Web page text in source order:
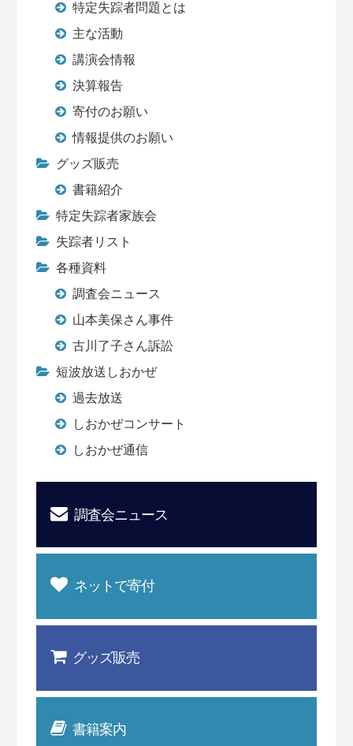
特定失踪者問題とは
主な活動
講演会情報
決算報告
寄付のお願い
情報提供のお願い
グッズ販売
書籍紹介
特定失踪者家族会
失踪者リスト
各種資料
調査会ニュース
山本美保さん事件
古川了子さん訴訟
短波放送しおかぜ
過去放送
しおかぜコンサート
しおかぜ通信
調査会ニュース
ネットで寄付
グッズ販売
書籍案内